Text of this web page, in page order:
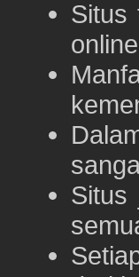
Situs
Situs